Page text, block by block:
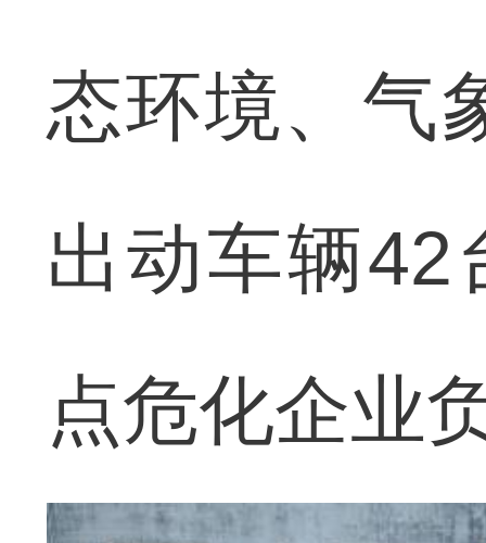
态环境、气
出动车辆42
点危化企业